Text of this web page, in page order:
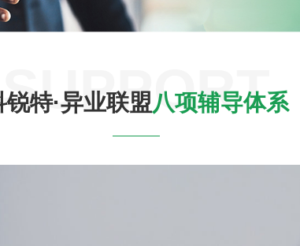
SUPPORT
锐特·异业联盟八项辅导体系